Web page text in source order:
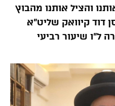
והציל אותנו מהבוץ
דוד קיוואק שליט”א
ל”ו שיעור רביעי